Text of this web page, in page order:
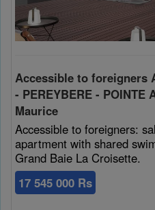
Accessible to foreigners
- PEREYBERE - POINTE
Maurice
Accessible to foreigners:
apartment with shared
Grand Baie La Croisette.
17 545 000 Rs